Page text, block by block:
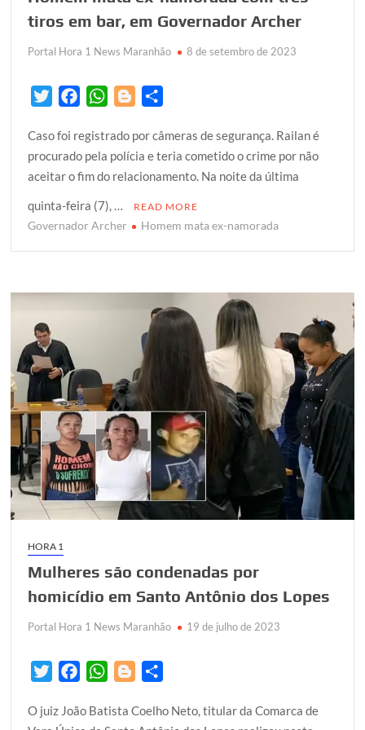
tiros em bar, em Governador Archer
Portal Hora 1 News Maranhão 8 de setembro de 2023
i
t
t
e
r
c
e
b
o
o
W
a
t
s
A
p
o
g
g
e
r
a
r
e
Caso foi registrado por câmeras de segurança. Railan é
procurado pela polícia e teria cometido o crime por não
aceitar o fim do relacionamento. Na noite da última
quinta-feira (7), …
READ MORE
Governador Archer Homem mata ex-namorada
HORA 1
Mulheres são condenadas por
homicídio em Santo Antônio dos Lopes
Portal Hora 1 News Maranhão 19 de julho de 2023
i
c
W
a
o
a
O juiz João Batista Coelho Neto, titular da Comarca de